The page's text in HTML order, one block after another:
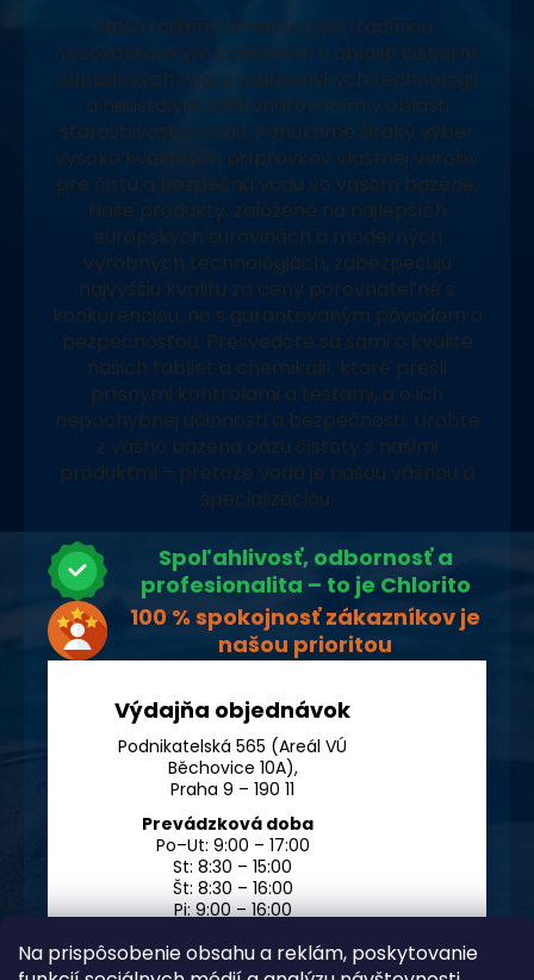
Na prispôsobenie obsahu a reklám, poskytovanie
Naša rodinná firma sa pýši tradíciou,
vysokoškolským vzdelaním v oblasti čistiarní
odpadových vôd a vodárenských technológií
a neustálym zdokonaľovaním v oblasti
starostlivosti o vodu. Ponúkame široký výber
vysoko kvalitných prípravkov vlastnej výroby
pre čistú a bezpečnú vodu vo vašom bazéne.
Naše produkty, založené na najlepších
európskych surovinách a moderných
výrobných technológiách, zabezpečujú
najvyššiu kvalitu za ceny porovnateľné s
konkurenciou, no s garantovaným pôvodom a
bezpečnosťou. Presvedčte sa sami o kvalite
našich tabliet a chemikálií, ktoré prešli
prísnymi kontrolami a testami, a o ich
nepochybnej účinnosti a bezpečnosti. Urobte
z vášho bazéna oázu čistoty s našimi
produktmi – pretože voda je našou vášňou a
špecializáciou.
Spoľahlivosť, odbornosť a
profesionalita – to je Chlorito
100 % spokojnosť zákazníkov je
našou prioritou
Výdajňa objednávok
Podnikatelská 565 (Areál VÚ
Běchovice 10A),
Praha 9 – 190 11
Prevádzková doba
Po–Ut: 9:00 – 17:00
St: 8:30 – 15:00
Št: 8:30 – 16:00
Pi: 9:00 – 16:00